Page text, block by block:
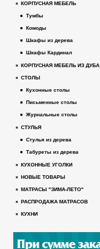
КОРПУСНАЯ МЕБЕЛЬ
Тумбы
Комоды
Шкафы из дерева
Шкафы Кардинал
КОРПУСНАЯ МЕБЕЛЬ ИЗ ДУБА
СТОЛЫ
Кухонные столы
Письменные столы
Журнальные столы
СТУЛЬЯ
Стулья из дерева
Табуреты из дерева
КУХОННЫЕ УГОЛКИ
НОВЫЕ ТОВАРЫ
МАТРАСЫ "ЗИМА-ЛЕТО"
РАСПРОДАЖА МАТРАСОВ
КУХНИ